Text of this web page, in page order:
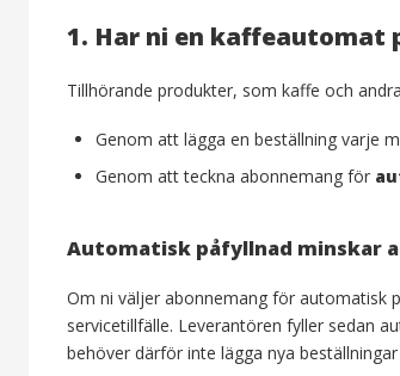
1. Har ni en kaffeautomat
Tillhörande produkter, som kaffe och
Genom att lägga en beställning varje
Genom att teckna abonnemang för
Automatisk påfyllnad minskar
Om ni väljer abonnemang för automatisk
servicetillfälle. Leverantören fyller sedan
behöver därför inte lägga nya